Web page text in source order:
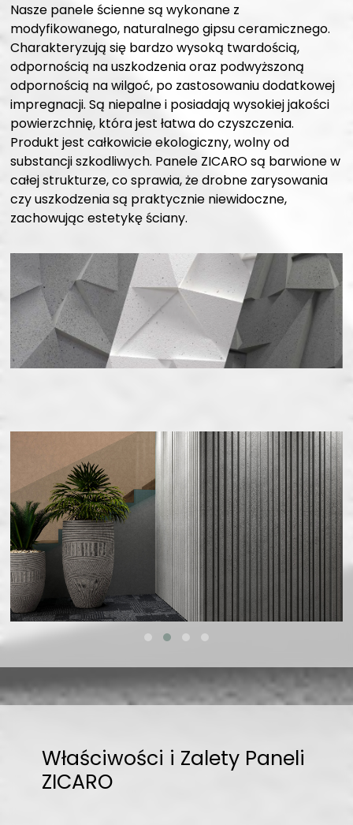
Nasze panele ścienne są wykonane z
modyfikowanego, naturalnego gipsu ceramicznego.
Charakteryzują się bardzo wysoką twardością,
odpornością na uszkodzenia oraz podwyższoną
odpornością na wilgoć, po zastosowaniu dodatkowej
impregnacji. Są niepalne i posiadają wysokiej jakości
powierzchnię, która jest łatwa do czyszczenia.
Produkt jest całkowicie ekologiczny, wolny od
substancji szkodliwych. Panele ZICARO są barwione w
całej strukturze, co sprawia, że drobne zarysowania
czy uszkodzenia są praktycznie niewidoczne,
zachowując estetykę ściany.
Właściwości i Zalety Paneli
ZICARO